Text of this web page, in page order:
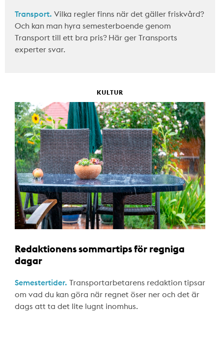
Transport. Vilka regler finns när det gäller friskvård?
Och kan man hyra semesterboende genom
Transport till ett bra pris? Här ger Transports
experter svar.
KULTUR
Redaktionens sommartips för regniga
dagar
Semestertider. Transportarbetarens redaktion tipsar
om vad du kan göra när regnet öser ner och det är
dags att ta det lite lugnt inomhus.